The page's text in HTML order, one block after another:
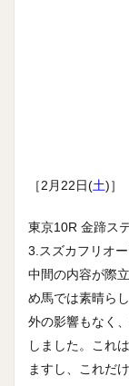
［2月22日(土)］
東京10R 金蹄ス
3.スズカフリオ
中間の内容が際
め馬では素晴ら
外の影響もなく
しました。これ
ますし、これだ